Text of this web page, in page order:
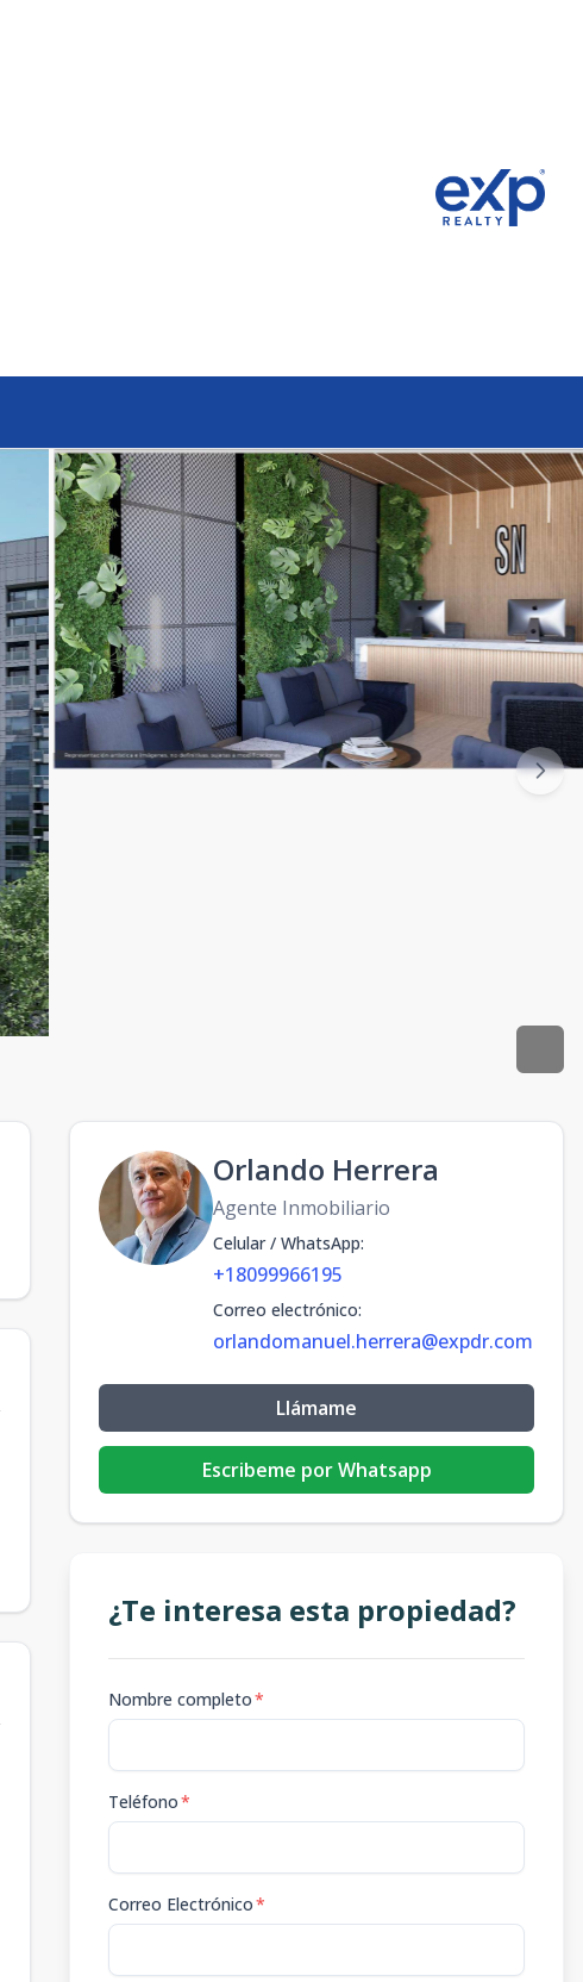
Orlando Herrera
Agente Inmobiliario
Celular / WhatsApp:
+18099966195
Correo electrónico:
orlandomanuel.herrera@expdr.com
Llámame
Escribeme por Whatsapp
¿Te interesa esta propiedad?
Nombre completo*
Teléfono*
Correo Electrónico*